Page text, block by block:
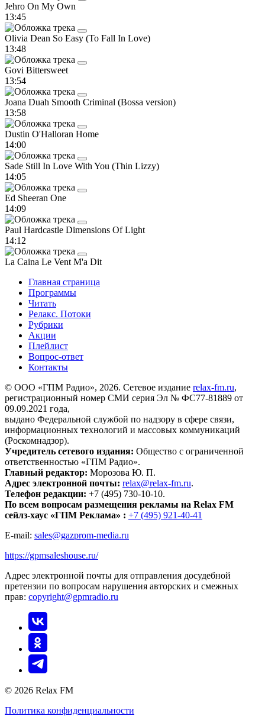
Jehro On My Own
13:45
Olivia Dean So Easy (To Fall In Love)
13:48
Govi Bittersweet
13:54
Joana Duah Smooth Criminal (Bossa version)
13:58
Dustin O'Halloran Home
14:00
Sade Still In Love With You (Thin Lizzy)
14:05
Ed Sheeran One
14:09
Paul Hardcastle Dimensions Of Light
14:12
La Caina Le Vent M'a Dit
Главная страница
Программы
Читать
Релакс. Потоки
Рубрики
Акции
Плейлист
Вопрос-ответ
Контакты
© ООО «ГПМ Радио», 2026. Сетевое издание relax-fm.ru,
регистрационный номер СМИ серия Эл № ФС77-81889 от
09.09.2021 года,
выдано Федеральной службой по надзору в сфере связи,
информационных технологий и массовых коммуникаций
(Роскомнадзор).
Учредитель сетевого издания: Общество с ограниченной
ответственностью «ГПМ Радио».
Главный редактор: Морозова Ю. П.
Адрес электронной почты: relax@relax-fm.ru.
Телефон редакции: +7 (495) 730-10-10.
По всем вопросам размещения рекламы на Relax FM
сейлз-хаус «ГПМ Реклама» : +7 (495) 921-40-41
E-mail: sales@gazprom-media.ru
https://gpmsaleshouse.ru/
Адрес электронной почты для отправления досудебной
претензии по вопросам нарушения авторских и смежных
прав: copyright@gpmradio.ru
© 2026 Relax FM
Политика конфиденциальности